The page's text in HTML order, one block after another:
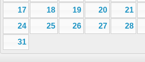
17
18 19 20 21
24
25 26 27 28
31